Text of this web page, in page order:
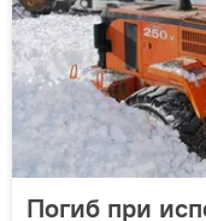
Погиб при